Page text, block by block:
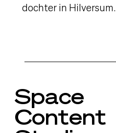
dochter in Hilversum.
Space
Content